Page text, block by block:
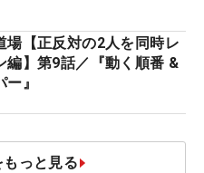
場【正反対の2人を同時レ
編】第9話／『動く順番 &
』
っと見る